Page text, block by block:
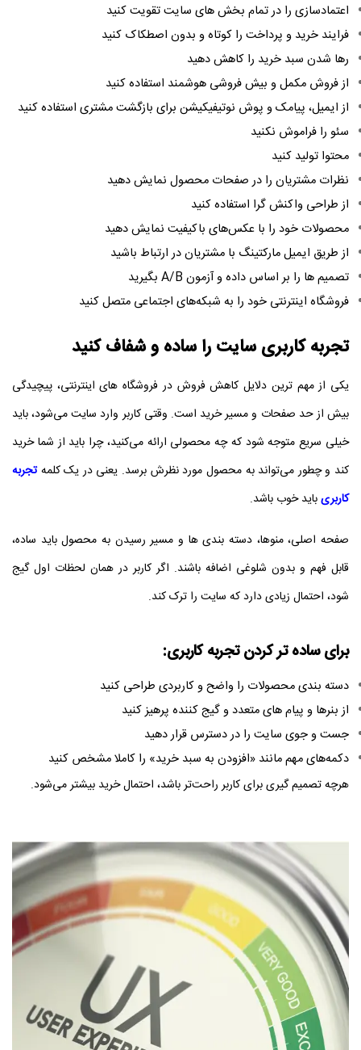
اعتمادسازی را در تمام بخش‌ های سایت تقویت کنید
فرایند خرید و پرداخت را کوتاه و بدون اصطکاک کنید
رها شدن سبد خرید را کاهش دهید
از فروش مکمل و بیش‌ فروشی هوشمند استفاده کنید
از ایمیل، پیامک و پوش نوتیفیکیشن برای بازگشت مشتری استفاده کنید
سئو را فراموش نکنید
محتوا تولید کنید
نظرات مشتریان را در صفحات محصول نمایش دهید
از طراحی واکنش‌ گرا استفاده کنید
محصولات خود را با عکس‌های باکیفیت نمایش دهید
از طریق ایمیل مارکتینگ با مشتریان در ارتباط باشید
تصمیم‌ ها را بر اساس داده و آزمون A/B بگیرید
فروشگاه اینترنتی خود را به شبکه‌های اجتماعی متصل کنید
تجربه کاربری سایت را ساده و شفاف کنید
یکی از مهم‌ ترین دلایل کاهش فروش در فروشگاه‌ های اینترنتی، پیچیدگی
بیش از حد صفحات و مسیر خرید است. وقتی کاربر وارد سایت می‌شود، باید
خیلی سریع متوجه شود که چه محصولی ارائه می‌کنید، چرا باید از شما خرید
کند و چطور می‌تواند به محصول مورد نظرش برسد. یعنی در یک کلمهتجربه
کاربریباید خوب باشد.
صفحه اصلی، منوها، دسته‌ بندی‌ ها و مسیر رسیدن به محصول باید ساده،
قابل فهم و بدون شلوغی اضافه باشند. اگر کاربر در همان لحظات اول گیج
شود، احتمال زیادی دارد که سایت را ترک کند.
برای ساده‌ تر کردن تجربه کاربری:
دسته‌ بندی محصولات را واضح و کاربردی طراحی کنید
از بنرها و پیام‌ های متعدد و گیج‌ کننده پرهیز کنید
جست‌ و جوی سایت را در دسترس قرار دهید
دکمه‌های مهم مانند «افزودن به سبد خرید» را کاملا مشخص کنید
هرچه تصمیم‌ گیری برای کاربر راحت‌تر باشد، احتمال خرید بیشتر می‌شود.